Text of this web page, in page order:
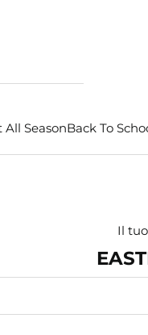
SeasonBack To
Il